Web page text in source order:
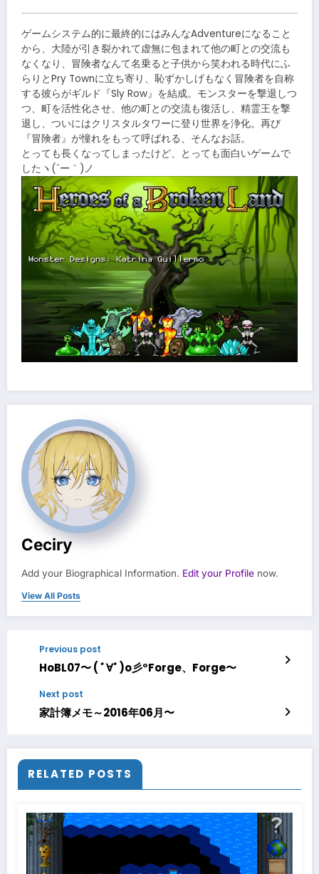
ゲームシステム的に最終的にはみんなAdventureになること
から、大陸が引き裂かれて虚無に包まれて他の町との交流も
なくなり、冒険者なんて名乗ると子供から笑われる時代にふ
らりとPry Townに立ち寄り、恥ずかしげもなく冒険者を自称
する彼らがギルド『Sly Row』を結成。モンスターを撃退しつ
つ、町を活性化させ、他の町との交流も復活し、精霊王を撃
退し、ついにはクリスタルタワーに登り世界を浄化。再び
『冒険者』が憧れをもって呼ばれる、そんなお話。
とっても長くなってしまったけど、とっても面白いゲームで
したヽ(´ー｀)ノ
Ceciry
Add your Biographical Information. Edit your Profile now.
View All Posts
Previous post
HoBL07〜 ( ﾟ∀ﾟ)o彡°Forge、Forge〜
Next post
家計簿メモ～2016年06月〜
RELATED POSTS